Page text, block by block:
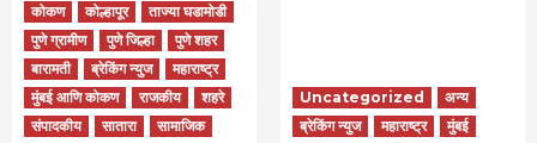
कोकण
कोल्हापूर
ताज्या घडामोडी
पुणे ग्रामीण
पुणे जिल्हा
पुणे शहर
बारामती
ब्रेकिंग न्युज
महाराष्ट्र
मुंबई आणि कोकण
राजकीय
शहरे
संपादकीय
सातारा
सामाजिक
Uncategorized
अन्य
ब्रेकिंग न्युज
महाराष्ट्र
मुंबई